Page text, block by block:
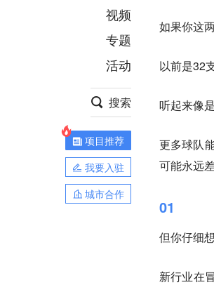
财经
项目推荐
安徽
视频
专题
活动
搜索
项目推荐
我要入驻
城市合作
如果你这
以前是32
听起来像是
更多球队
可能永远
01
但你仔细
新行业在